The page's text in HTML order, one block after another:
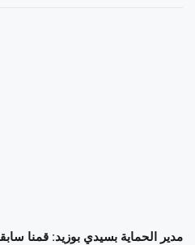
مدير الحماية بسيدي بوزيد: قمنا